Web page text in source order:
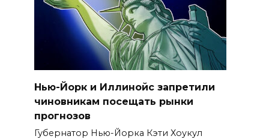
Нью-Йорк и Иллинойс запретили
чиновникам посещать рынки
прогнозов
Губернатор Нью-Йорка Кэти Хоукул